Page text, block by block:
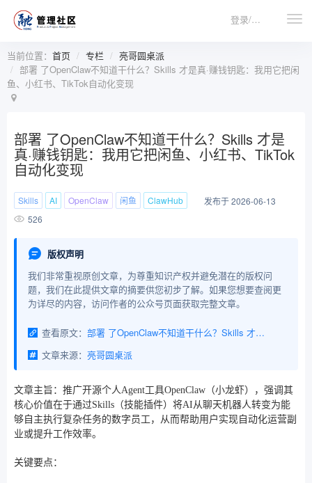
登录/注册
当前位置： 首页 专栏
亮哥圆桌派
部署 了OpenClaw不知道干什么？Skills 才是真·赚钱钥匙：我用它把闲
鱼、小红书、TikTok自动化变现
部署 了OpenClaw不知道干什么？Skills 才是
真·赚钱钥匙：我用它把闲鱼、小红书、TikTok
自动化变现
Skills AI OpenClaw 闲鱼 ClawHub
发布于 2026-06-13
526
版权声明
我们非常重视原创文章，为尊重知识产权并避免潜在的版权问
题，我们在此提供文章的摘要供您初步了解。如果您想要查阅更
为详尽的内容，访问作者的公众号页面获取完整文章。
查看原文：
部署 了OpenClaw不知道干什么？Skills 才是真·赚钱钥匙：我用它把闲鱼、小红书、TikTok自动化变现
文章来源： 亮哥圆桌派
文章主旨：推广开源个人Agent工具OpenClaw（小龙虾），强调其
核心价值在于通过Skills（技能插件）将AI从聊天机器人转变为能
够自主执行复杂任务的数字员工，从而帮助用户实现自动化运营副
业或提升工作效率。
关键要点：